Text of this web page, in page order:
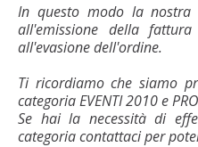
In questo modo la nostra
all'emissione della fattura
all'evasione dell'ordine.
Ti ricordiamo che siamo
categoria EVENTI 2010 e
Se hai la necessità di
categoria contattaci per